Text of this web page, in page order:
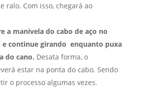
ralo. Com isso, chegará ao
a manivela do cabo de aço no
continue girando enquanto puxa
do cano. Desata forma, o
estar na ponta do cabo. Sendo
o processo algumas vezes.